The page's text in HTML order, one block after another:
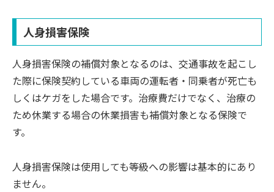
人身損害保険
人身損害保険の補償対象となるのは、交通事故を起こし
た際に保険契約している車両の運転者・同乗者が死亡も
しくはケガをした場合です。治療費だけでなく、治療の
ため休業する場合の休業損害も補償対象となる保険で
す。
人身損害保険は使用しても等級への影響は基本的にあり
ません。